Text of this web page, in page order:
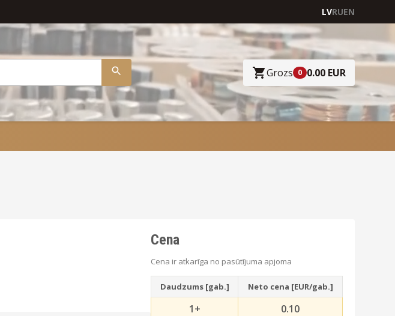
LVRUEN
Grozs 0 0.00 EUR
Cena
Cena ir atkarīga no pasūtījuma apjoma
Daudzums [gab.] Neto cena [EUR/gab.]
1+
0.10